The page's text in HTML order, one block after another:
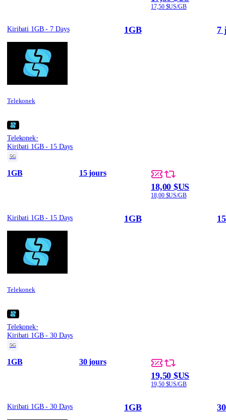
17,50 $US/GB
Kiribati 1GB - 7 Days
Telekonek
1GB 7
Telekonek·
Kiribati 1GB - 15 Days
5G
1GB 15 jours
18,00 $US
18,00 $US/GB
Kiribati 1GB - 15 Days
Telekonek
1GB
Telekonek·
Kiribati 1GB - 30 Days
5G
1GB 30 jours
19,50 $US
19,50 $US/GB
Kiribati 1GB - 30 Days 1GB